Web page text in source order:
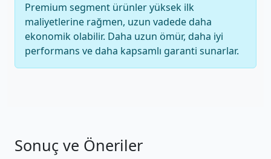
Premium segment ürünler yüksek ilk
maliyetlerine rağmen, uzun vadede daha
ekonomik olabilir. Daha uzun ömür, daha iyi
performans ve daha kapsamlı garanti sunarlar.
Sonuç ve Öneriler